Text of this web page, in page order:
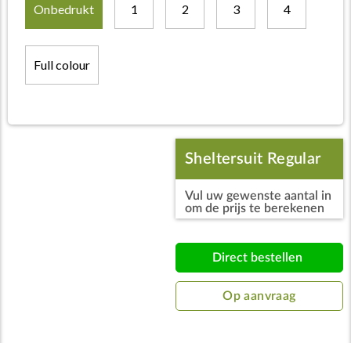
Onbedrukt 1 2 3 4
Full colour
Sheltersuit Regular
groot
Vul uw gewenste aantal in
om de prijs te berekenen
Direct bestellen
Op aanvraag